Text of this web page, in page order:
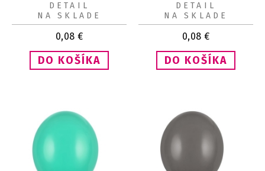
0,08 €
DETAIL
NA SKLADE
0,08 €
DETAIL
NA SKLADE